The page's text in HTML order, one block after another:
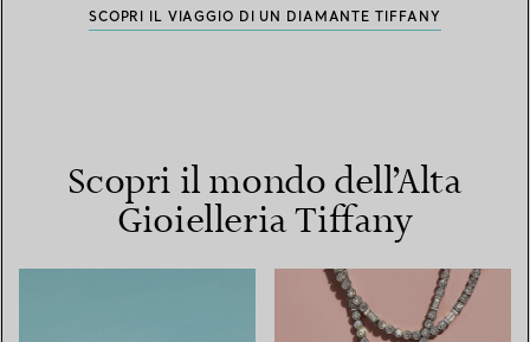
SCOPRI IL VIAGGIO DI UN DIAMANTE TIFFANY
Scopri il mondo dell’Alta
Gioielleria Tiffany